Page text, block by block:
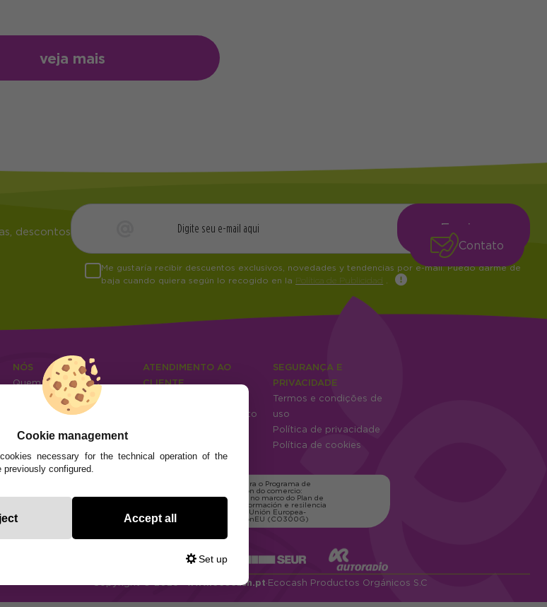
veja mais
descontos
Me gustaría recibir descuentos exclusivos, novedades y tendencias por e-mail. Puedo darme de
baja cuando quiera según lo recogido en la Política de Publicidad
NÓS
Quem somos
ATENDIMENTO AO
CLIENTE
Métodos de pagamento
SEGURANÇA E
PRIVACIDADE
Termos e condições de
uso
Política de privacidade
Política de cookies
Subvencións para o Programa de
modernización do comercio:
Fondo Tecnolóxico, no marco do Plan de
recuperación, transformación e resilencia
finaciado pola Unión Europea-
NextGenerationEU (CO300G)
www.ecocash.pt·Ecocash Productos Orgánicos S.C
Contato
Cookie management
necessary for the technical operation of the
previously configured.
Accept all
Set up